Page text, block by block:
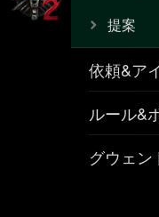
提案
依頼&ア
ルール&
グウェ